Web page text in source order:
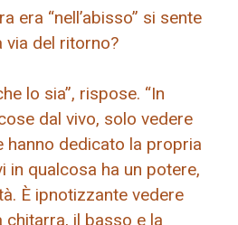
era “nell’abisso” si sente
via del ritorno?
lo sia”, rispose. “In
dal vivo, solo vedere
hanno dedicato la propria
in ​​qualcosa ha un potere,
È ipnotizzante vedere
chitarra, il basso e la